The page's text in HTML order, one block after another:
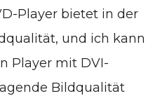
Player bietet in der
und ich kann
Player mit DVI-
Bildqualität